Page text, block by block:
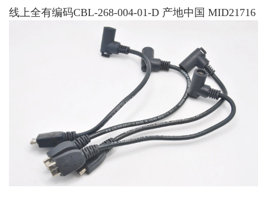
线上全有编码CBL-268-004-01-D 产地中国 MID21716